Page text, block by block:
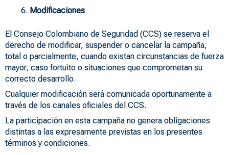
Modificaciones
El Consejo Colombiano de Seguridad (CCS) se reserva el
derecho de modificar, suspender o cancelar la campaña,
total o parcialmente, cuando existan circunstancias de fuerza
mayor, caso fortuito o situaciones que comprometan su
correcto desarrollo.
Cualquier modificación será comunicada oportunamente a
través de los canales oficiales del CCS.
La participación en esta campaña no genera obligaciones
distintas a las expresamente previstas en los presentes
términos y condiciones.